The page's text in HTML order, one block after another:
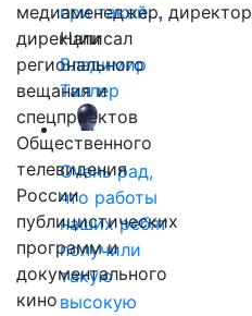
при такой…
Написал
Владимир
Таллер
Очень рад,
что работы
наших ребят
получили
такую
высокую
медиаменеджер, директор
дирекции
регионального
вещания и
спецпроектов
Общественного
телевидения
России
публицистических
программ и
документального
кино